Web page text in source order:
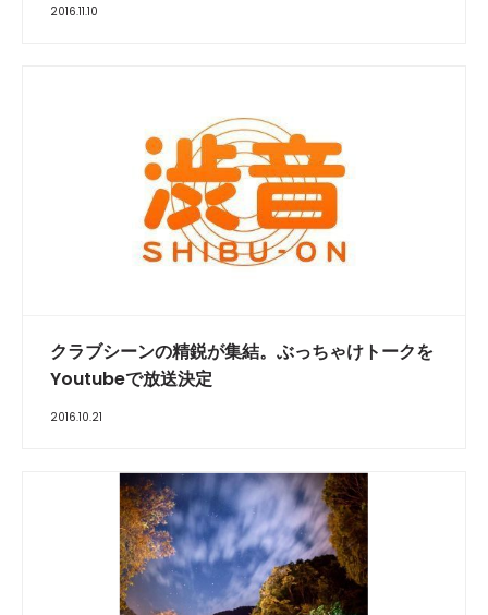
2016.11.10
クラブシーンの精鋭が集結。ぶっちゃけトークを
Youtubeで放送決定
2016.10.21